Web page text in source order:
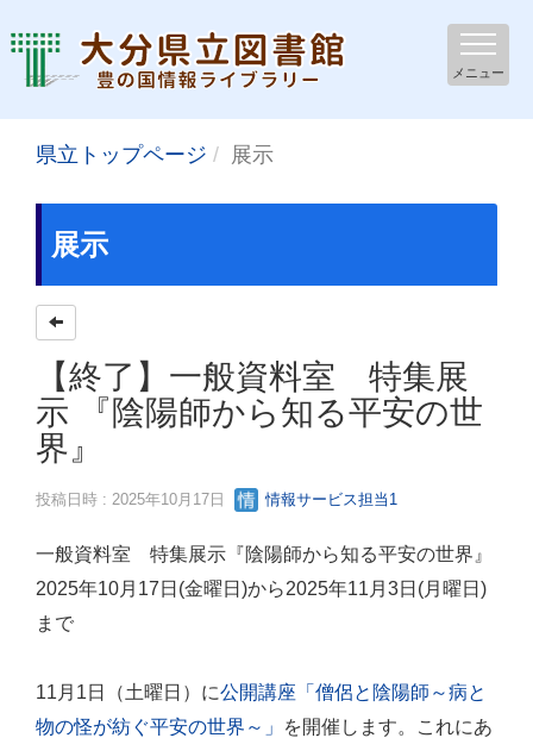
メニュー
県立トップページ 展示
展示
【終了】一般資料室 特集展
示 『陰陽師から知る平安の世
界』
投稿日時 : 2025年10月17日 情報サービス担当1
一般資料室 特集展示『陰陽師から知る平安の世界』
2025年10月17日(金曜日)から2025年11月3日(月曜日)
まで
11月1日（土曜日）に公開講座「僧侶と陰陽師～病と
物の怪が紡ぐ平安の世界～」
を開催します。これにあ